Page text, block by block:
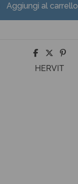
Aggiungi al carrello
HERVIT